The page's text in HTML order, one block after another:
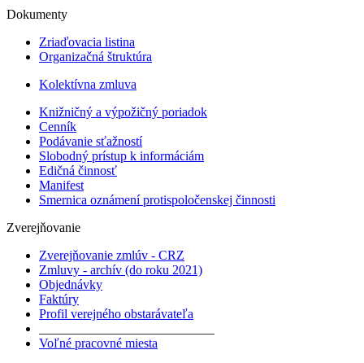
Dokumenty
Zriaďovacia listina
Organizačná štruktúra
Kolektívna zmluva
Knižničný a výpožičný poriadok
Cenník
Podávanie sťažností
Slobodný prístup k informáciám
Edičná činnosť
Manifest
Smernica oznámení protispoločenskej činnosti
Zverejňovanie
Zverejňovanie zmlúv - CRZ
Zmluvy - archív (do roku 2021)
Objednávky
Faktúry
Profil verejného obstarávateľa
Voľné pracovné miesta